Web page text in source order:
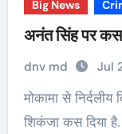
Big News
अनंत सिंह पर
dnv md Jul
मोकामा से निर्दलीय विधायक अनंत सिंह पर पटना पुलिस ने
शिकंजा कस दिया